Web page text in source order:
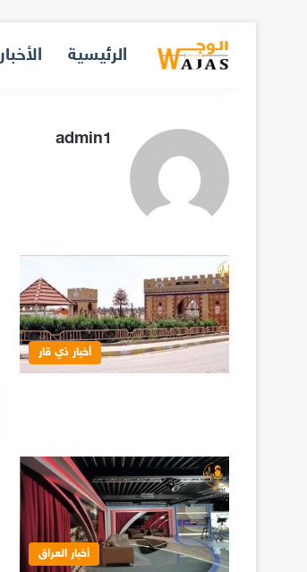
الرئيسية الأخبار
admin1
أخبار ذي قار
أخبار العراق